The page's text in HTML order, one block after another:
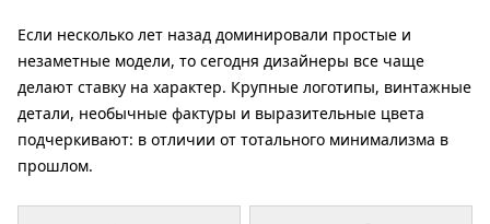
Если несколько лет назад доминировали простые и
незаметные модели, то сегодня дизайнеры все чаще
делают ставку на характер. Крупные логотипы, винтажные
детали, необычные фактуры и выразительные цвета
подчеркивают: в отличии от тотального минимализма в
прошлом.